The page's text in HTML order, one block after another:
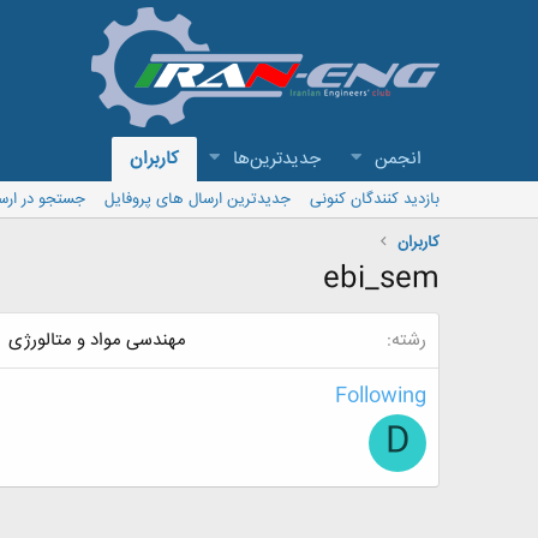
انجمن جدیدترین‌ها کاربران
بازدید کنندگان کنونی جدیدترین ارسال های پروفایل
جستجو در
کاربران
ebi_sem
رشته مهندسی مواد و متالورژی
Following
D